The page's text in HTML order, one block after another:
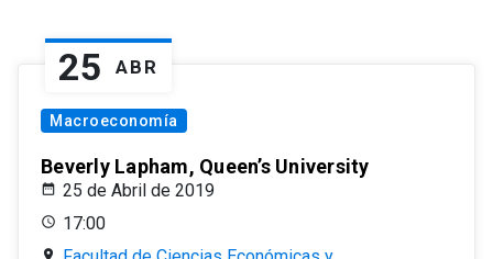
25 ABR
Macroeconomía
Beverly Lapham, Queen’s University
25 de Abril de 2019
17:00